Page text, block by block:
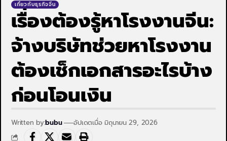
เกี่ยวกับธุรกิจจีน
เรื่องต้องรู้หาโรงงานจีน:
จ้างบริษัทช่วยหาโรงงาน
ต้องเช็กเอกสารอะไรบ้าง
ก่อนโอนเงิน
Written by:bubu อัปเดตเมื่อ มิถุนายน 29, 2026